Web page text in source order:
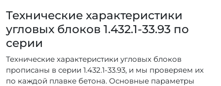
Технические характеристики
угловых блоков 1.432.1-33.93 по
серии
Технические характеристики угловых блоков
прописаны в серии 1.432.1-33.93, и мы проверяем их
по каждой плавке бетона. Основные параметры